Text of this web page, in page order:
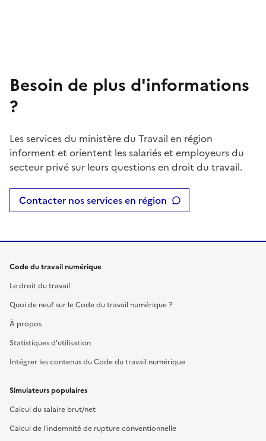
Besoin de plus d'informations
?
Les services du ministère du Travail en région
informent et orientent les salariés et employeurs du
secteur privé sur leurs questions en droit du travail.
Contacter nos services en région
Code du travail numérique
Le droit du travail
Quoi de neuf sur le Code du travail numérique ?
À propos
Statistiques d'utilisation
Intégrer les contenus du Code du travail numérique
Simulateurs populaires
Calcul du salaire brut/net
Calcul de l'indemnité de rupture conventionnelle